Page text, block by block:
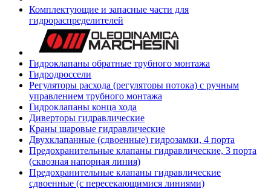
Комплектующие и запасные части для
гидрораспределителей
Гидроклапаны обратные трубного монтажа
Гидродроссели
Регуляторы расхода (регуляторы потока) с ручным
управлением трубного монтажа
Гидроклапаны конца хода
Диверторы гидравлические
Краны шаровые гидравлические
Двухклапанные (сдвоенные) гидрозамки, 4 порта
Предохранительные клапаны гидравлические, 3 порта
(сквозная напорная линия)
Предохранительные клапаны гидравлические
сдвоенные (с пересекающимися линиями)